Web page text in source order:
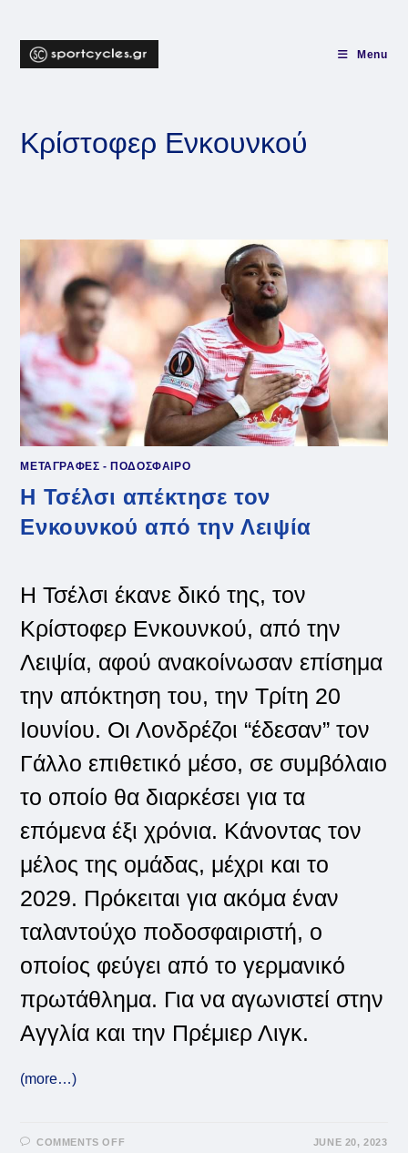
content
Menu
Κρίστοφερ Ενκουνκού
ΜΕΤΑΓΡΑΦΕΣ - ΠΟΔΟΣΦΑΙΡΟ
Η Τσέλσι απέκτησε τον
Ενκουνκού από την Λειψία
Η Τσέλσι έκανε δικό της, τον
Κρίστοφερ Ενκουνκού, από την
Λειψία, αφού ανακοίνωσαν επίσημα
την απόκτηση του, την Τρίτη 20
Ιουνίου. Οι Λονδρέζοι “έδεσαν” τον
Γάλλο επιθετικό μέσο, σε συμβόλαιο
το οποίο θα διαρκέσει για τα
επόμενα έξι χρόνια. Κάνοντας τον
μέλος της ομάδας, μέχρι και το
2029. Πρόκειται για ακόμα έναν
ταλαντούχο ποδοσφαιριστή, ο
οποίος φεύγει από το γερμανικό
πρωτάθλημα. Για να αγωνιστεί στην
Αγγλία και την Πρέμιερ Λιγκ.
(more…)
COMMENTS OFF JUNE 20, 2023